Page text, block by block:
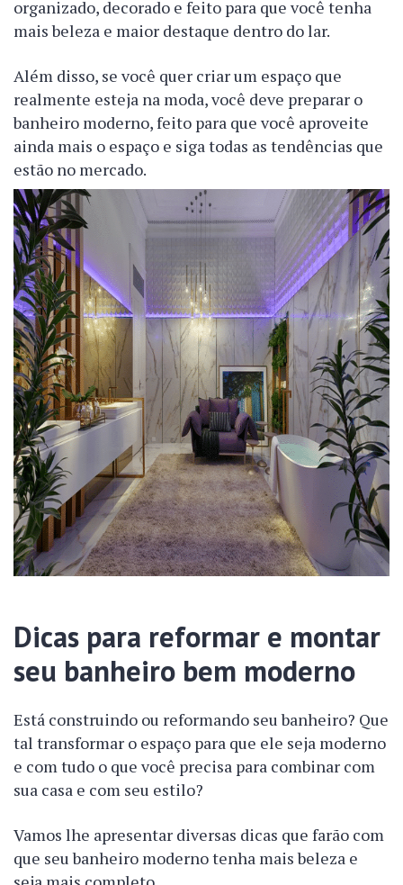
organizado, decorado e feito para que você tenha
mais beleza e maior destaque dentro do lar.
Além disso, se você quer criar um espaço que
realmente esteja na moda, você deve preparar o
banheiro moderno, feito para que você aproveite
ainda mais o espaço e siga todas as tendências que
estão no mercado.
Dicas para reformar e montar
seu banheiro bem moderno
Está construindo ou reformando seu banheiro? Que
tal transformar o espaço para que ele seja moderno
e com tudo o que você precisa para combinar com
sua casa e com seu estilo?
Vamos lhe apresentar diversas dicas que farão com
que seu banheiro moderno tenha mais beleza e